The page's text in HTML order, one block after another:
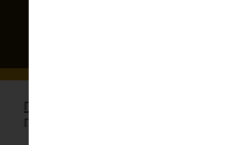
ГЛАВНАЯ
ГРОЗИТ НОВОВВЕДЕНИЕ ОСТАЛЬНЫМ.